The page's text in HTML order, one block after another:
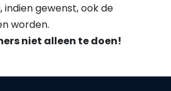
indien gewenst, ook de
worden.
niet alleen te doen!